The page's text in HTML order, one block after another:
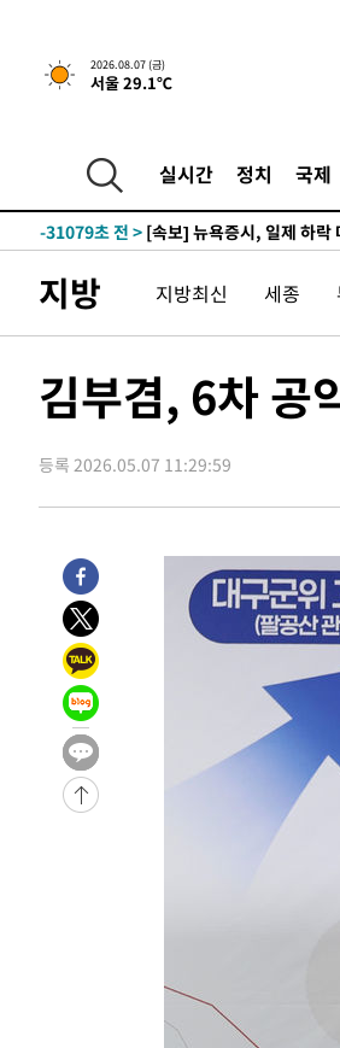
2026.08.07 (금)
서울 29.1℃
실시간 정치 국제
-31079초 전 > [속보] 뉴욕증시, 일제 하
지방 지방최신 세종
김부겸, 6차 공
등록 2026.05.07 11:29:59